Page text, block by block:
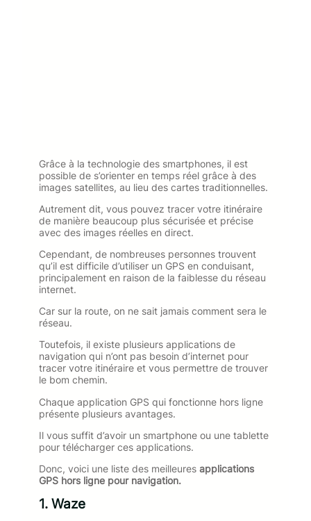
Grâce à la technologie des smartphones, il est
possible de s’orienter en temps réel grâce à des
images satellites, au lieu des cartes traditionnelles.
Autrement dit, vous pouvez tracer votre itinéraire
de manière beaucoup plus sécurisée et précise
avec des images réelles en direct.
Cependant, de nombreuses personnes trouvent
qu’il est difficile d’utiliser un GPS en conduisant,
principalement en raison de la faiblesse du réseau
internet.
Car sur la route, on ne sait jamais comment sera le
réseau.
Toutefois, il existe plusieurs applications de
navigation qui n’ont pas besoin d’internet pour
tracer votre itinéraire et vous permettre de trouver
le bom chemin.
Chaque application GPS qui fonctionne hors ligne
présente plusieurs avantages.
Il vous suffit d’avoir un smartphone ou une tablette
pour télécharger ces applications.
Donc, voici une liste des meilleures applications
GPS hors ligne pour navigation.
1. Waze